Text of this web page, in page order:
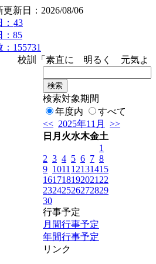
更新日：2026/08/06
43
：85
：155731
校訓「素直に 明るく 元気よく」
検索対象期間
年度内
すべて
<< 2025年11月
>>
日 月 火水木金土
1
2 3 4 5 6 7 8
9 1011 12131415
161718192021 22
23242526272829
30
行事予定
月間行事予定
年間行事予定
リンク